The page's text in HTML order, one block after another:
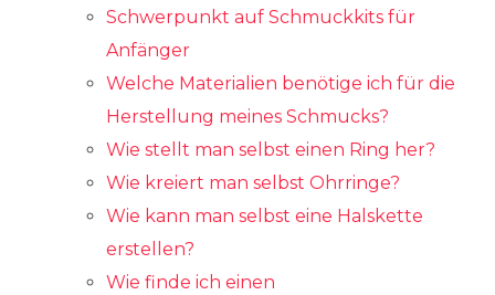
Schwerpunkt auf Schmuckkits für
Anfänger
Welche Materialien benötige ich für die
Herstellung meines Schmucks?
Wie stellt man selbst einen Ring her?
Wie kreiert man selbst Ohrringe?
Wie kann man selbst eine Halskette
erstellen?
Wie finde ich einen